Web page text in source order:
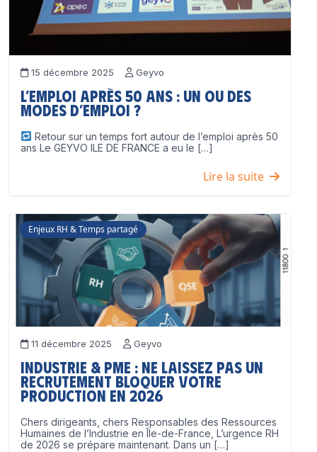
15 décembre 2025 Geyvo
L’emploi après 50 ans : un ou des
modes d’emploi ?
Retour sur un temps fort autour de l’emploi après 50
ans Le GEYVO ILE DE FRANCE a eu le […]
Lire la suite
Enjeux RH & Temps partagé
11 décembre 2025 Geyvo
Industrie & PME : ne laissez pas un
recrutement bloquer votre
production en 2026
Chers dirigeants, chers Responsables des Ressources
Humaines de l’Industrie en Île-de-France, L’urgence RH
de 2026 se prépare maintenant. Dans un […]